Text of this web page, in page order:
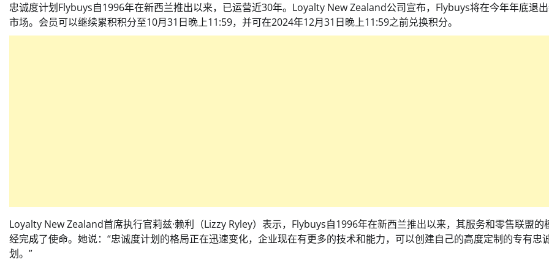
忠诚度计划Flybuys自1996年在新西兰推出以来，已运营近30年。Loyalty New Zealand公司宣布，Flybuys将在今年年底退
市场。会员可以继续累积积分至10月31日晚上11:59，并可在2024年12月31日晚上11:59之前兑换积分。
Loyalty New Zealand首席执行官莉兹·赖利（Lizzy Ryley）表示，Flybuys自1996年在新西兰推出以来，其服务和零售联盟的
经完成了使命。她说：“忠诚度计划的格局正在迅速变化，企业现在有更多的技术和能力，可以创建自己的高度定制的专有忠
划。”